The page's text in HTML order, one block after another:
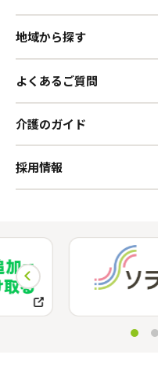
地域から探す
よくあるご質問
介護のガイド
採用情報